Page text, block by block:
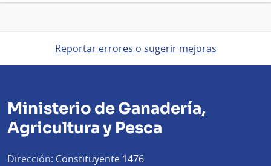
Reportar errores o sugerir mejoras
Ministerio de Ganadería,
Agricultura y Pesca
Dirección: Constituyente 1476